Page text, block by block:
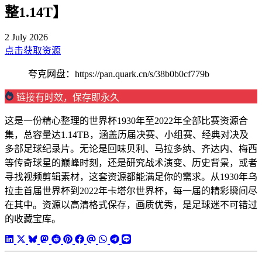
整1.14T】
2 July 2026
点击获取资源
夸克网盘：https://pan.quark.cn/s/38b0b0cf779b
链接有时效，保存即永久
这是一份精心整理的世界杯1930年至2022年全部比赛资源合
集，总容量达1.14TB，涵盖历届决赛、小组赛、经典对决及
多部足球纪录片。无论是回味贝利、马拉多纳、齐达内、梅西
等传奇球星的巅峰时刻，还是研究战术演变、历史背景，或者
寻找视频剪辑素材，这套资源都能满足你的需求。从1930年乌
拉圭首届世界杯到2022年卡塔尔世界杯，每一届的精彩瞬间尽
在其中。资源以高清格式保存，画质优秀，是足球迷不可错过
的收藏宝库。